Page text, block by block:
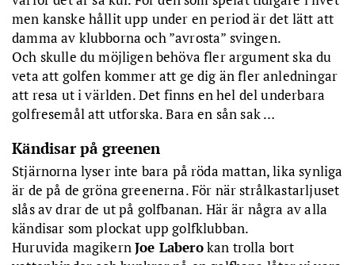
9. Resor.En av fördelarna med golf är att du kan ta med dig
spelet när du reser. Golfen ger möjligheter att utforska världen
och det finns en golfresa för alla smaker.
10. Fashion statement.Golfmodet har ofta beskyllts för att vara
trist och konservativt. Glöm det! Man har aldrig kunnat vara
snyggare och mer personligt klädd på golfbanan än nu.
men kanske hållit upp under en period är det lätt att
damma av klubborna och ”avrosta” svingen.
Och skulle du möjligen behöva fler argument ska du
veta att golfen kommer att ge dig än fler anledningar
att resa ut i världen. Det finns en hel del underbara
golfresemål att utforska. Bara en sån sak …
Kändisar på greenen
Stjärnorna lyser inte bara på röda mattan, lika synliga
är de på de gröna greenerna. För när strålkastarljuset
slås av drar de ut på golfbanan. Här är några av alla
kändisar som plockat upp golfklubban.
Huruvida magikernJoe Laberokan trolla bort